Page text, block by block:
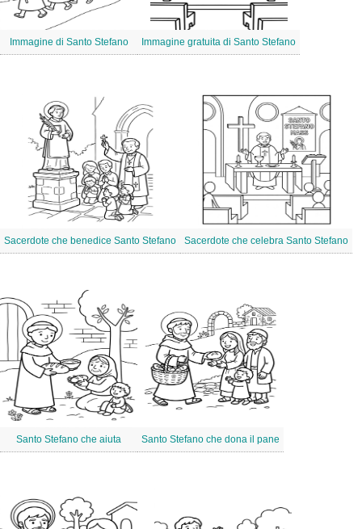
Immagine di Santo Stefano Immagine gratuita di Santo Stefano
Sacerdote che benedice Santo Stefano Sacerdote che celebra Santo Stefano
Santo Stefano che aiuta Santo Stefano che dona il pane